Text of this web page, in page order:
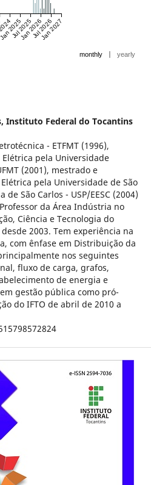
2025
Jul 2025
Jan 2026Jul 2026
Jan 2027
monthly | yearly
Instituto Federal do Tocantins
- ETFMT (1996),
pela Universidade
(2001), mestrado e
pela Universidade de São
São Carlos - USP/EESC (2004)
da Área Indústria no
Ciência e Tecnologia do
2003. Tem experiência na
com ênfase em Distribuição da
nos seguintes
fluxo de carga, grafos,
de energia e
gestão pública como pró-
do IFTO de abril de 2010 a